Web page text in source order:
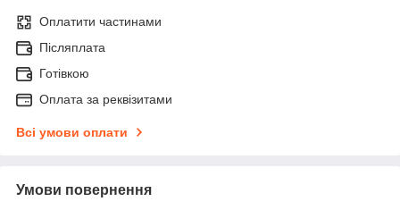
Оплатити частинами
Післяплата
Готівкою
Оплата за реквізитами
Всі умови оплати
Умови повернення